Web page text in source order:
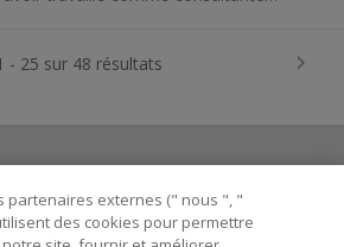
- 25 sur 48 résultats
partenaires externes (" nous ", "
des cookies pour permettre